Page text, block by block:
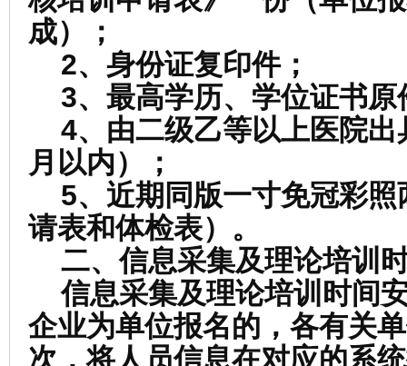
成）；
2、身份证复印件；
3、最高学历、学位证书
4、由二级乙等以上医院
月以内）；
5、近期同版一寸免冠彩
请表和体检表）。
二、信息采集及理论培训
信息采集及理论培训时间
企业为单位报名的，各有关
次，将人员信息在对应的系